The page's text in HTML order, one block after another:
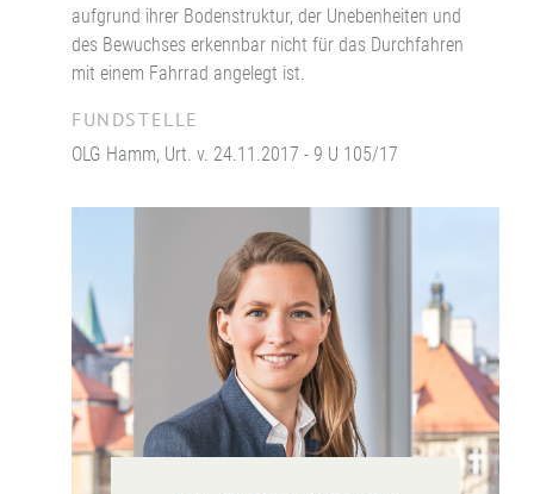
aufgrund ihrer Bodenstruktur, der Unebenheiten und
des Bewuchses erkennbar nicht für das Durchfahren
mit einem Fahrrad angelegt ist.
FUNDSTELLE
OLG Hamm, Urt. v. 24.11.2017 - 9 U 105/17